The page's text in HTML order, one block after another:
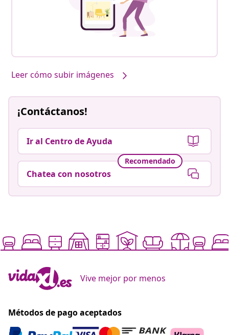
Leer cómo subir imágenes
¡Contáctanos!
Ir al Centro de Ayuda
Recomendado
Chatea con nosotros
Vive mejor por menos
Métodos de pago aceptados